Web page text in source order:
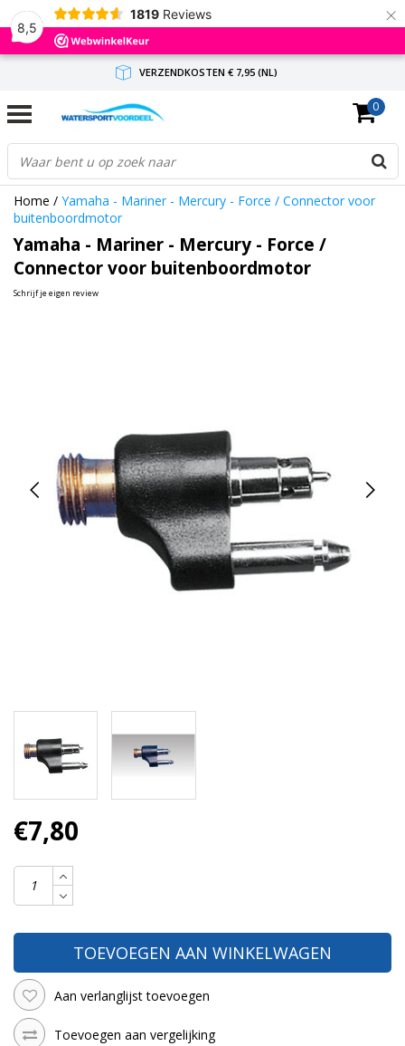
8,5
1819 Reviews ×
VERZENDKOSTEN € 7,95 (NL)
GRATIS VERZENDING(NL) VANAF € 65,-
BINNEN 1-3 WERKDAGEN ANTWOORD
0
Home / Yamaha - Mariner - Mercury - Force / Connector voor
buitenboordmotor
Yamaha - Mariner - Mercury - Force /
Connector voor buitenboordmotor
Schrijf je eigen review
€7,80
TOEVOEGEN AAN WINKELWAGEN
Aan verlanglijst toevoegen
Toevoegen aan vergelijking